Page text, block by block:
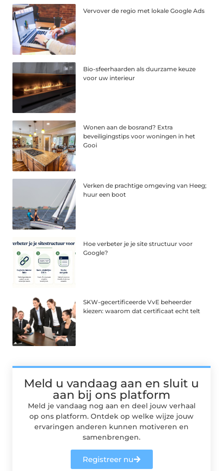
Vervover de regio met lokale Google Ads
Bio-sfeerhaarden als duurzame keuze
voor uw interieur
Wonen aan de bosrand? Extra
beveiligingstips voor woningen in het
Gooi
Verken de prachtige omgeving van Heeg;
huur een boot
Hoe verbeter je je site structuur voor
Google?
SKW-gecertificeerde VvE beheerder
kiezen: waarom dat certificaat echt telt
Meld u vandaag aan en sluit u
aan bij ons platform
Meld je vandaag nog aan en deel jouw verhaal
op ons platform. Ontdek op welke wijze jouw
ervaringen anderen kunnen motiveren en
samenbrengen.
Registreer nu